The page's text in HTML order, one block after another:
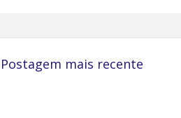
Postagem mais recente